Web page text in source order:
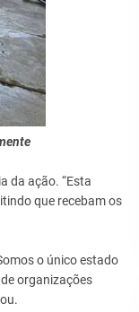
da ação. “Esta
que recebam os
o único estado
organizações